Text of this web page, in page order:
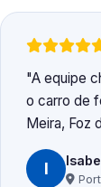
A equipe
o carro de
Meira, Foz
I